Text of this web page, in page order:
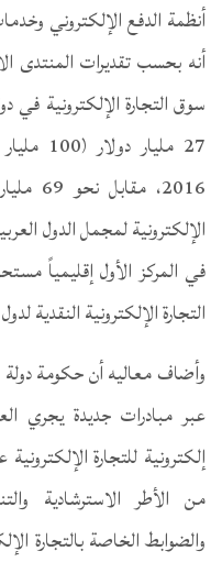
أنظمة الدفع الإلكتروني
أنه بحسب تقديرات المنتدى
الإلكترونية لمجمل الدول
التجارة الإلكترونية النقدية
وأضاف معاليه أن حكومة دولة
عبر مبادرات جديدة يجري
إلكترونية للتجارة
من الأطر الاسترشادية
والضوابط الخاصة بالتجارة